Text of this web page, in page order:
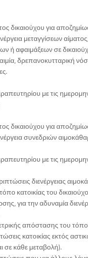
δικαιούχου για
μεταγγίσεων αίματος,
ή αφαιμάξεων σε
δρεπανοκυτταρική
με τις
δικαιούχου για
συνεδριών
με τις
διενέργειας
κατοικίας του
για την αδυναμία
απόστασης του
κατοικίας εκτός
σε κάθε μεταβολή).